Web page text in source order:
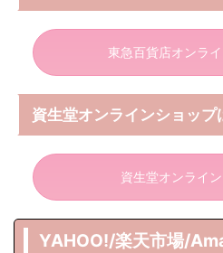
東急百貨店オンラ
資生堂オンラインショッ
資生堂オンライ
YAHOO!/楽天市場/